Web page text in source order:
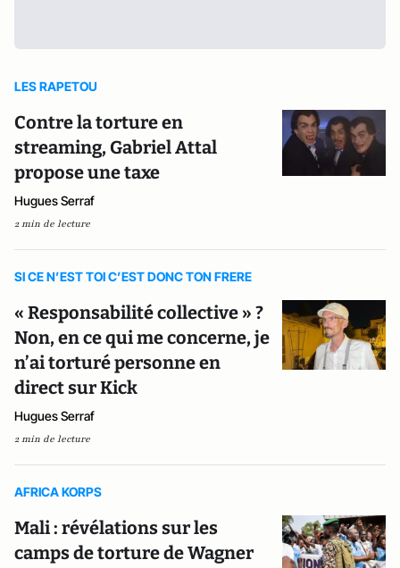
LES RAPETOU
Contre la torture en
streaming, Gabriel Attal
propose une taxe
Hugues Serraf
2 min de lecture
SI CE N’EST TOI C’EST DONC TON FRERE
« Responsabilité collective » ?
Non, en ce qui me concerne, je
n’ai torturé personne en
direct sur Kick
Hugues Serraf
2 min de lecture
AFRICA KORPS
Mali : révélations sur les
camps de torture de Wagner